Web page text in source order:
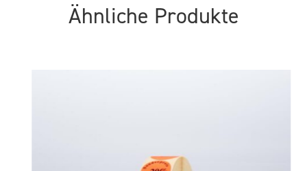
Ähnliche Produkte